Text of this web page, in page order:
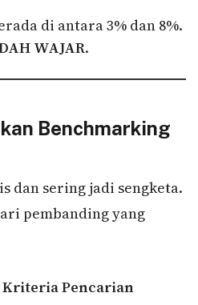
di antara 3% dan 8%.
WAJAR.
Benchmarking
dan sering jadi sengketa.
pembanding yang
Pencarian